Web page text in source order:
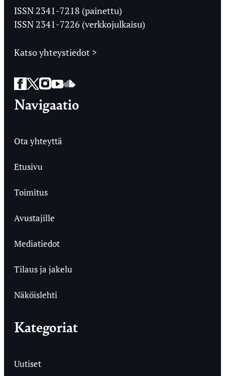
Ylioppilaslehti
ISSN 2341-7218 (painettu)
ISSN 2341-7226 (verkkojulkaisu)
Katso yhteystiedot >
Facebook
Twitter
Instagram
YouTube
SoundCloud
Navigaatio
Ota yhteyttä
Etusivu
Toimitus
Avustajille
Mediatiedot
Tilaus ja jakelu
Näköislehti
Kategoriat
Uutiset